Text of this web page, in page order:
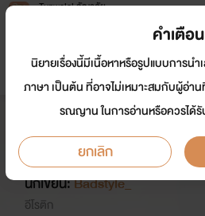
Tunwalai ธัญวลัย
หน้าแรก นิยาย อีบุ๊ก
BAD INTEREST เ
นักเขียน:Badstyle_
อีโรติก
คำเตือน
นิยายเรื่องนี้มีเนื้อหาหรือรูปแบบการน
ภาษา เป็นต้น ที่อาจไม่เหมาะสมกับผู้อ่า
รณญาน ในการอ่านหรือควรได้
ยกเลิก